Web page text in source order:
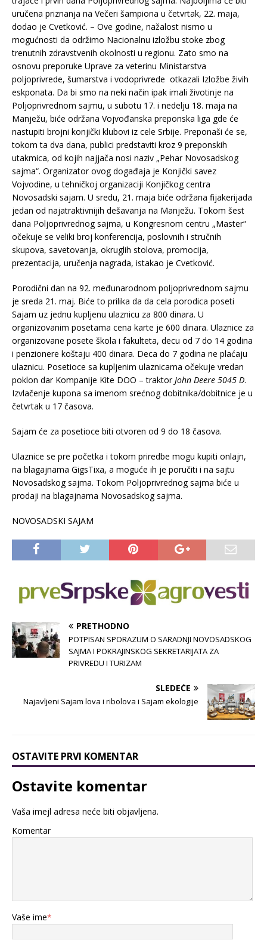
uručena priznanja na Večeri šampiona u četvrtak, 22. maja,
dodao je Cvetković. – Ove godine, nažalost nismo u
mogućnosti da održimo Nacionalnu izložbu stoke zbog
trenutnih zdravstvenih okolnosti u regionu. Zato smo na
osnovu preporuke Uprave za veterinu Ministarstva
poljoprivrede, šumarstva i vodoprivrede otkazali Izložbe živih
eskponata. Da bi smo na neki način ipak imali životinje na
Poljoprivrednom sajmu, u subotu 17. i nedelju 18. maja na
Manježu, biće održana Vojvođanska preponska liga gde će
nastupiti brojni konjički klubovi iz cele Srbije. Preponaši će se,
tokom ta dva dana, publici predstaviti kroz 9 preponskih
utakmica, od kojih najjača nosi naziv „Pehar Novosadskog
sajma“. Organizator ovog događaja je Konjički savez
Vojvodine, u tehničkoj organizaciji Konjičkog centra
Novosadski sajam. U sredu, 21. maja biće održana fijakerijada
jedan od najatraktivnijih dešavanja na Manježu. Tokom šest
dana Poljoprivrednog sajma, u Kongresnom centru „Master“
očekuje se veliki broj konferencija, poslovnih i stručnih
skupova, savetovanja, okruglih stolova, promocija,
prezentacija, uručenja nagrada, istakao je Cvetković.
Porodični dan na 92. međunarodnom poljoprivrednom sajmu
je sreda 21. maj. Biće to prilika da da cela porodica poseti
Sajam uz jednu kupljenu ulaznicu za 800 dinara. U
organizovanim posetama cena karte je 600 dinara. Ulaznice za
organizovane posete škola i fakulteta, decu od 7 do 14 godina
i penzionere koštaju 400 dinara. Deca do 7 godina ne plaćaju
ulaznicu. Posetioce sa kupljenim ulaznicama očekuje vredan
poklon dar Kompanije Kite DOO – traktorJohn Deere 5045 D.
Izvlačenje kupona sa imenom srećnog dobitnika/dobitnice je u
četvrtak u 17 časova.
Sajam će za posetioce biti otvoren od 9 do 18 časova.
Ulaznice se pre početka i tokom priredbe mogu kupiti onlajn,
na blagajnama GigsTixa, a moguće ih je poručiti i na sajtu
Novosadskog sajma. Tokom Poljoprivrednog sajma biće u
prodaji na blagajnama Novosadskog sajma.
NOVOSADSKI SAJAM
PRETHODNO
POTPISAN SPORAZUM O SARADNJI NOVOSADSKOG
SAJMA I POKRAJINSKOG SEKRETARIJATA ZA
PRIVREDU I TURIZAM
SLEDEĆE
Najavljeni Sajam lova i ribolova i Sajam ekologije
OSTAVITE PRVI KOMENTAR
Ostavite komentar
Vaša imejl adresa neće biti objavljena.
Komentar
Vaše ime*